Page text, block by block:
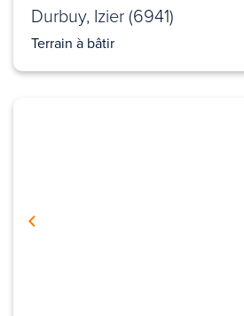
Durbuy, Izier (6941)
Terrain à bâtir